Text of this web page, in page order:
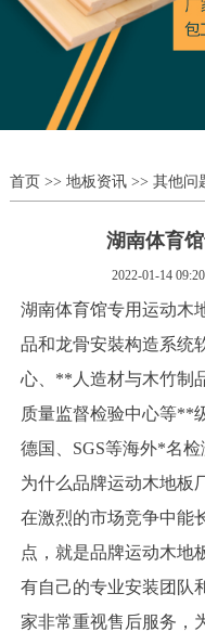
首页>> 地板资讯>> 其他问
湖南体育
2022-01-14
湖南体育馆专用运动木
品和龙骨安裝构造系统
心、**人造材与木竹制
质量监督检验中心等**
德国、SGS等海外*名检
为什么品牌运动木地板
在激烈的市场竞争中能
点，就是品牌运动木地
有自己的专业安装团队
家非常重视售后服务，